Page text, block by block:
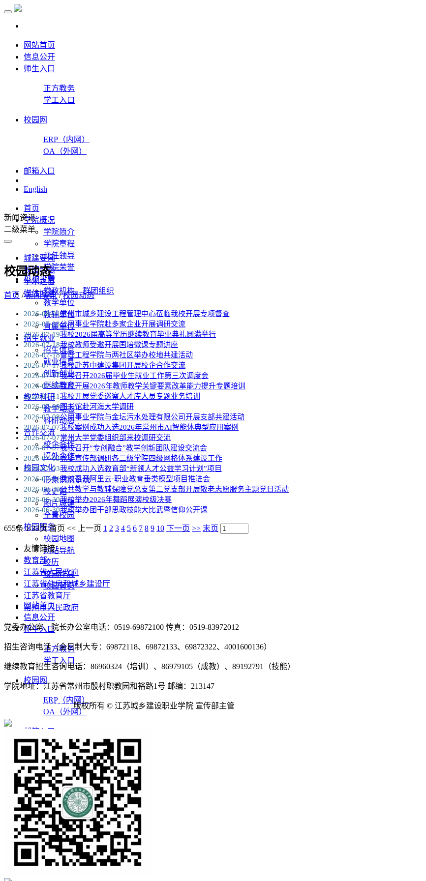
网站首页
信息公开
师生入口
正方教务
学工入口
校园网
ERP（内网）
OA（外网）
邮箱入口
English
首页
学院概况
学院简介
学院章程
现任领导
学院荣誉
机构设置
党政机构、群团组织
教学单位
教辅单位
直属单位
招生就业
招生信息
就业信息
创新创业
继续教育
教学科研
教学动态
科研动态
合作交流
校企合作
境外合作
校园文化
形象识别系统
校史馆
图片城建
全景校园
校园服务
校园地图
网站导航
校历
校园作息
校园黄页
网站首页
信息公开
师生入口
正方教务
学工入口
校园网
ERP（内网）
OA（外网）
邮箱入口
English
新闻资讯
二级菜单
城建要闻
校园动态
学术之窗
媒体城建
校园动态
首页 /新闻资讯/校园动态
2026-08-01常州市城乡建设工程管理中心莅临我校开展专项督查
2026-07-23公用事业学院赴多家企业开展调研交流
2026-07-19我校2026届高等学历继续教育毕业典礼圆满举行
2026-07-18我校教师受邀开展国培微课专题讲座
2026-07-18管理工程学院与两社区举办校地共建活动
2026-07-17我校赴苏中建设集团开展校企合作交流
2026-07-17我校召开2026届毕业生就业工作第三次调度会
2026-07-15我校开展2026年教师教学关键要素改革能力提升专题培训
2026-07-11我校开展党委巡察人才库人员专题业务培训
2026-07-09图书馆赴河海大学调研
2026-07-08公用事业学院与金坛污水处理有限公司开展支部共建活动
2026-07-07我校案例成功入选2026年常州市AI智能体典型应用案例
2026-07-07常州大学党委组织部来校调研交流
2026-07-07我校召开“专创融合”教学创新团队建设交流会
2026-07-03党委宣传部调研各二级学院四级网格体系建设工作
2026-07-03我校成功入选教育部“新领人才公益学习计划”项目
2026-07-01我校召开阿里云·职业教育垂类模型项目推进会
2026-06-30公共教学与教辅保障党总支第二党支部开展敬老志愿服务主题党日活动
2026-06-30我校举办2026年舞蹈展演校级决赛
2026-06-30我校举办团干部思政技能大比武暨信仰公开课
655条 1/33页首页 << 上一页 1 2 3 4 5 6 7 8 9 10 下一页 >> 末页
友情链接：
教育部
江苏省人民政府
江苏省住房和城乡建设厅
江苏省教育厅
常州市人民政府
党委办公室、院长办公室电话：0519-69872100 传真：0519-83972012
招生咨询电话（全日制大专：69872118、69872133、69872322、4001600136）
继续教育招生咨询电话：86960324（培训）、86979105（成教）、89192791（技能）
学院地址：江苏省常州市殷村职教园和裕路1号 邮编：213147
苏ICP备09032922号版权所有 © 江苏城乡建设职业学院 宣传部主管